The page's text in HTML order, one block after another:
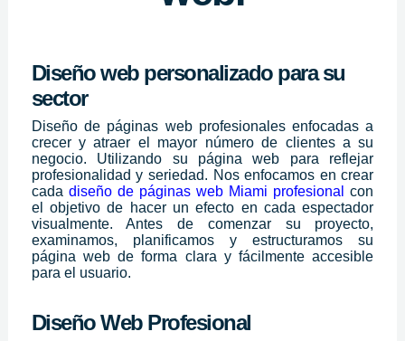
Diseño web personalizado para su
sector
Diseño de páginas web profesionales enfocadas a
crecer y atraer el mayor número de clientes a su
negocio. Utilizando su página web para reflejar
profesionalidad y seriedad. Nos enfocamos en crear
cada diseño de páginas web Miami profesional
con
el objetivo de hacer un efecto en cada espectador
visualmente. Antes de comenzar su proyecto,
examinamos, planificamos y estructuramos su
página web de forma clara y fácilmente accesible
para el usuario.
Diseño Web Profesional